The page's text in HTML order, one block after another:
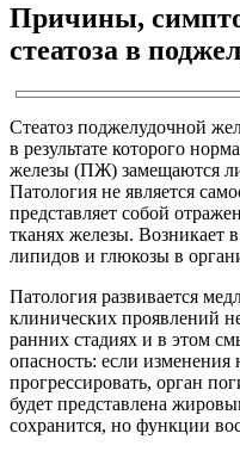
Причины,
стеатоза в
Стеатоз поджелудочной
в результате которого
железы (ПЖ) замещаются
Патология не является
представляет собой
тканях железы. Возникает
липидов и глюкозы в
Патология развивается
клинических проявлений
ранних стадиях и в этом
опасность: если изменения
прогрессировать, орган
будет представлена
сохранится, но функции